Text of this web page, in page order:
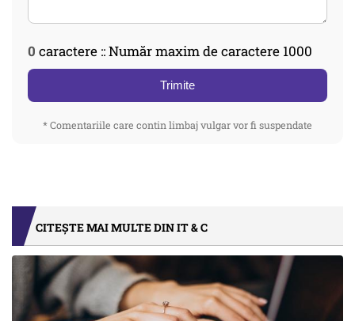
0 caractere :: Număr maxim de caractere 1000
Trimite
* Comentariile care contin limbaj vulgar vor fi suspendate
CITEȘTE MAI MULTE DIN IT & C